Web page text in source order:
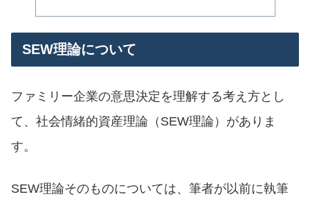
SEW理論について
ファミリー企業の意思決定を理解する考え方とし
て、社会情緒的資産理論（SEW理論）がありま
す。
SEW理論そのものについては、筆者が以前に執筆